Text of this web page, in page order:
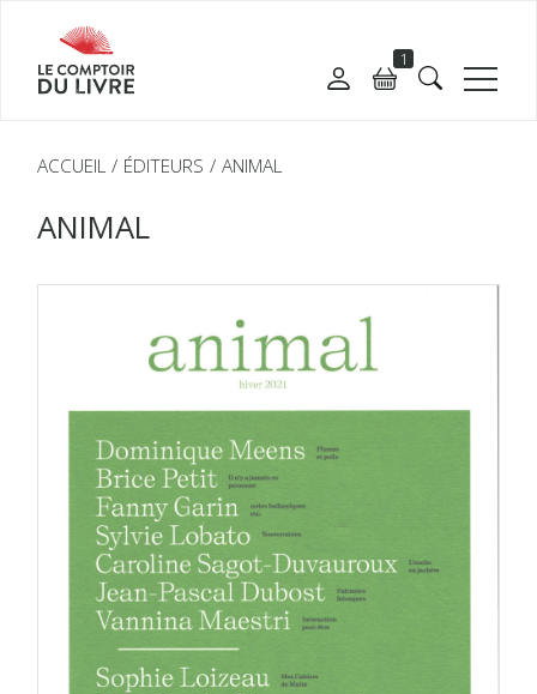
1
ACCUEIL ÉDITEURS ANIMAL
ANIMAL